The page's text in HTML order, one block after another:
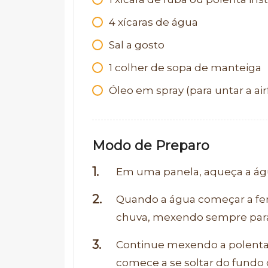
4 xícaras de água
Sal a gosto
1 colher de sopa de manteiga
Óleo em spray (para untar a
Modo de Preparo
Em uma panela, aqueça a
Quando a água começar a
chuva, mexendo sempre
Continue mexendo a
comece a se soltar do fundo